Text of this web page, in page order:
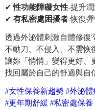
✔性功能障礙女性-提升
✔ 有私密處困擾者-恢復
透過外泌體刺激自體修復
不動刀、不侵入、不需恢
讓妳「悄悄」變得更好、
找回屬於自己的舒適與自
#女性保養新趨勢 #外泌
#更年期舒緩 #私密處保